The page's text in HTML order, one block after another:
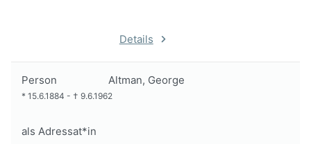
Details
Person Altman, George
* 15.6.1884 - † 9.6.1962
als Adressat*in